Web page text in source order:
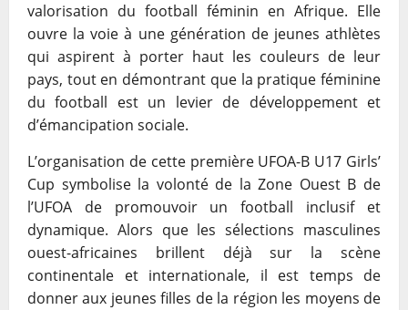
valorisation du football féminin en Afrique. Elle
ouvre la voie à une génération de jeunes athlètes
qui aspirent à porter haut les couleurs de leur
pays, tout en démontrant que la pratique féminine
du football est un levier de développement et
d’émancipation sociale.
L’organisation de cette première UFOA-B U17 Girls’
Cup symbolise la volonté de la Zone Ouest B de
l’UFOA de promouvoir un football inclusif et
dynamique. Alors que les sélections masculines
ouest-africaines brillent déjà sur la scène
continentale et internationale, il est temps de
donner aux jeunes filles de la région les moyens de